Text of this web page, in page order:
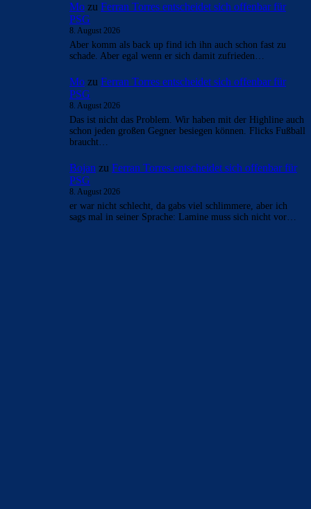
Mo zu Ferran Torres entscheidet sich offenbar für
PSG
8. August 2026
Aber komm als back up find ich ihn auch schon fast zu
schade. Aber egal wenn er sich damit zufrieden…
Mo zu Ferran Torres entscheidet sich offenbar für
PSG
8. August 2026
Das ist nicht das Problem. Wir haben mit der Highline auch
schon jeden großen Gegner besiegen können. Flicks Fußball
braucht…
Bojan zu Ferran Torres entscheidet sich offenbar für
PSG
8. August 2026
er war nicht schlecht, da gabs viel schlimmere, aber ich
sags mal in seiner Sprache: Lamine muss sich nicht vor…